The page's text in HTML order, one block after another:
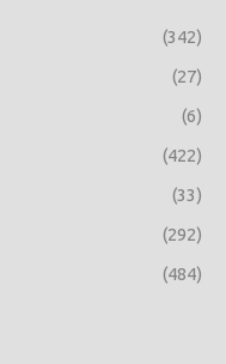
(342)
(27)
(6)
(422)
(33)
(292)
(484)